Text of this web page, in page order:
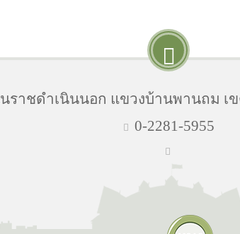
ราชดำเนินนอก แขวงบ้านพานถม เข
0-2281-5955